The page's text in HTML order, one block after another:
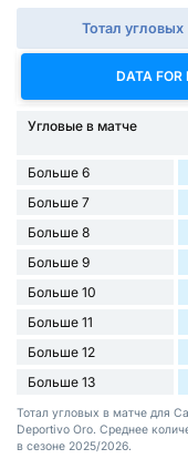
Тотал угловых
DATA FOR
Угловые в матче
Больше 6
Больше 7
Больше 8
Больше 9
Больше 10
Больше 11
Больше 12
Больше 13
Тотал угловых в матче для
Deportivo Oro. Среднее
в сезоне 2025/2026.